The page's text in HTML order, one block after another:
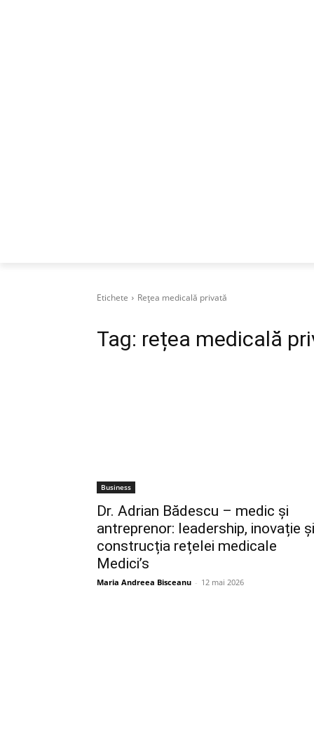
Etichete Rețea medicală privată
Tag: rețea medicală
Business
Dr. Adrian Bădescu – medic și
antreprenor: leadership, inovație și
construcția rețelei medicale
Medici’s
Maria Andreea Bisceanu - 12 mai 2026